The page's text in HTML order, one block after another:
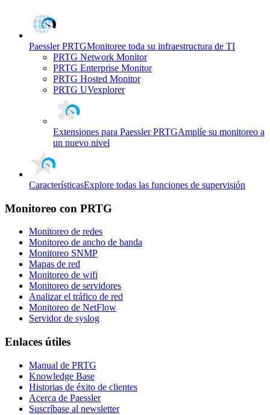
Paessler PRTGMonitoree toda su infraestructura de TI
PRTG Network Monitor
PRTG Enterprise Monitor
PRTG Hosted Monitor
PRTG UVexplorer
Extensiones para Paessler PRTGAmplíe su monitoreo a
un nuevo nivel
CaracterísticasExplore todas las funciones de supervisión
Monitoreo con PRTG
Monitoreo de redes
Monitoreo de ancho de banda
Monitoreo SNMP
Mapas de red
Monitoreo de wifi
Monitoreo de servidores
Analizar el tráfico de red
Monitoreo de NetFlow
Servidor de syslog
Enlaces útiles
Manual de PRTG
Knowledge Base
Historias de éxito de clientes
Acerca de Paessler
Suscríbase al newsletter